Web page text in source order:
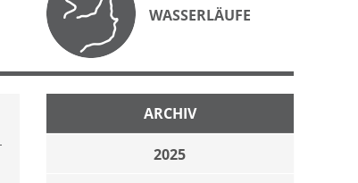
WASSERLÄUFE
ARCHIV
2025